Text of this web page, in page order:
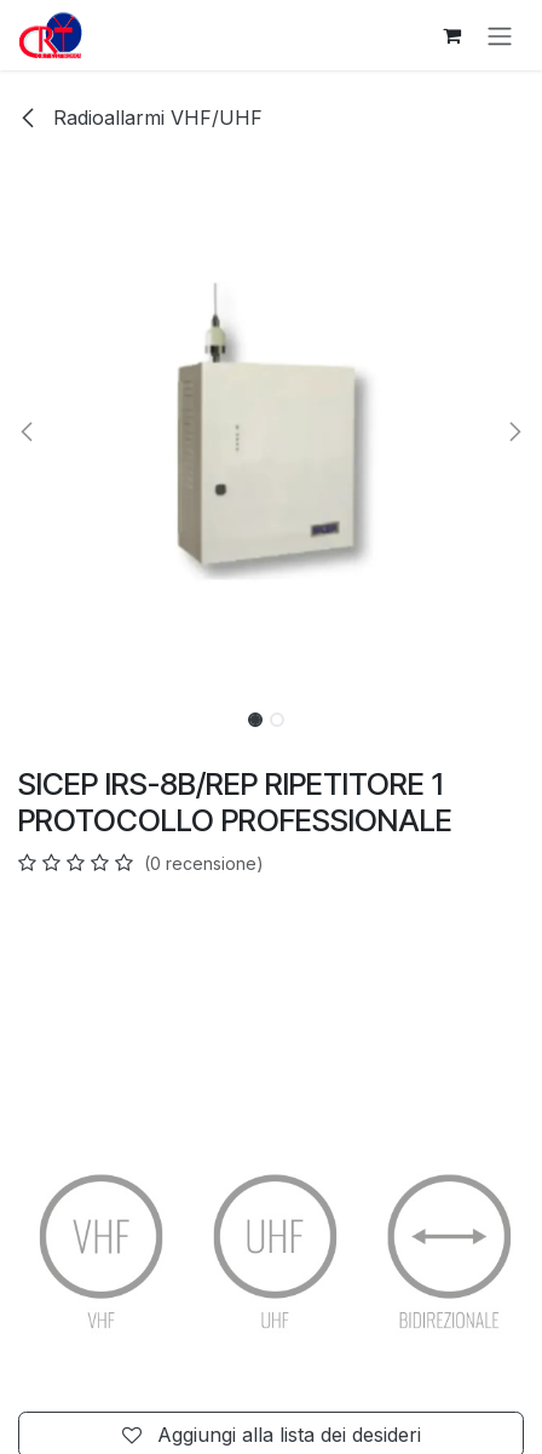
Passa al contenuto
Radioallarmi VHF/UHF
SICEP IRS-8B/REP RIPETITORE 1
PROTOCOLLO PROFESSIONALE
(0 recensione)
Aggiungi alla lista dei desideri